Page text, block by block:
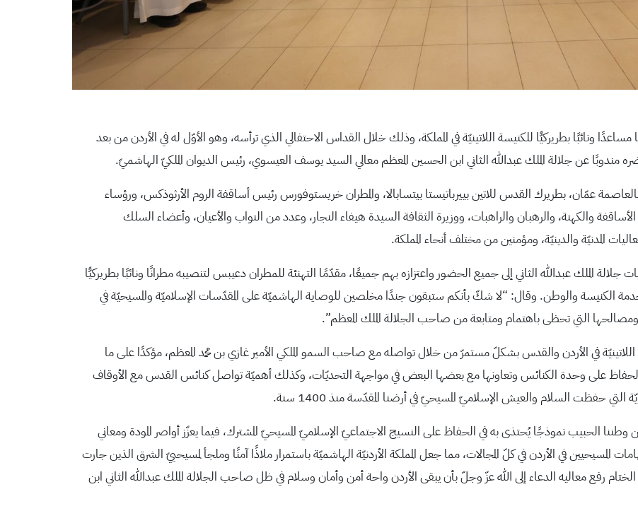
ونائبًا بطريركيًّا للكنيسة اللاتينيّة في المملكة، وذلك خلال القداس الاحتفالي الذي ترأسه، وهو الأوّل له في الأردن من بعد
مندوبًا عن جلالة الملك عبدالله الثاني ابن الحسين المعظم معالي السيد يوسف العيسوي، رئيس الديوان الملكيّ الهاشميّ.
عمّان، بطريرك القدس للاتين بييرباتيستا بيتسابالا، والمطران خريستوفورس رئيس أساقفة الروم الأرثوذكس، ورؤساء
والكهنة، والرهبان والراهبات، ووزيرة الثقافة السيدة هيفاء النجار، وعدد من النواب والأعيان، وأعضاء السلك
المدنيّة والدينيّة، ومؤمنين من مختلف أنحاء المملكة.
الملك عبدالله الثاني إلى جميع الحضور واعتزازه بهم جميعًا، مقدّمًا التهنئة للمطران دعيبس لتنصيبه مطرانًا ونائبًا بطريركيًّا
خدمة الكنيسة والوطن. وقال: “لا شكّ بأنكم ستبقون جندًا مخلصين للوصاية الهاشميّة على المقدّسات الإسلاميّة والمسيحيّة في
التي تحظى باهتمام ومتابعة من صاحب الجلالة الملك المعظم”.
في الأردن والقدس بشكلّ مستمرّ من خلال تواصله مع صاحب السمو الملكي الأمير غازي بن محمد المعظم، مؤكدًا على ما
على وحدة الكنائس وتعاونها مع بعضها البعض في مواجهة التحديّات، وكذلك أهميّة تواصل كنائس القدس مع الأوقاف
حفظت السلام والعيش الإسلاميّ المسيحيّ في أرضنا المقدّسة منذ 1400 سنة.
الحبيب نموذجًا يُحتذى به في الحفاظ على النسيج الاجتماعيّ الإسلاميّ المسيحيّ المشترك، فيما يعزّز أواصر المودة ومعاني
المسيحيين في الأردن في كلّ المجالات، مما جعل المملكة الأردنيّة الهاشميّة باستمرار ملاذًا آمنًا وملجأ لمسيحييّ الشرق الذين جارت
رفع معاليه الدعاء إلى الله عزّ وجلّ بأن يبقى الأردن واحة أمن وأمان وسلام في ظل صاحب الجلالة الملك عبدالله الثاني ابن